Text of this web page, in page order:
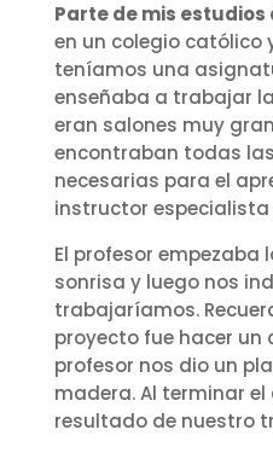
Parte de mis
en un colegio católico
teníamos una
enseñaba a trabajar
eran salones muy
encontraban todas
necesarias para el
instructor especialista
El profesor empezaba
sonrisa y luego nos
trabajaríamos.
proyecto fue hacer un
profesor nos dio un
madera. Al terminar
resultado de nuestro